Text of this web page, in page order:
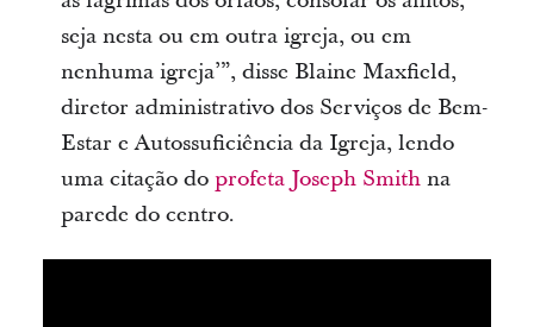
seja nesta ou em outra igreja, ou em
nenhuma igreja’”, disse Blaine Maxfield,
diretor administrativo dos Serviços de Bem-
Estar e Autossuficiência da Igreja, lendo
uma citação do profeta Joseph Smith na
parede do centro.